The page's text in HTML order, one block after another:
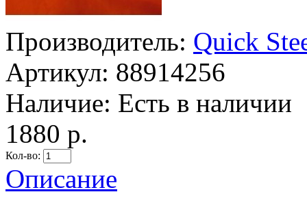
Производитель: Quick
Артикул: 88914256
Наличие: Есть в наличии
1880 р.
Кол-во:
Описание